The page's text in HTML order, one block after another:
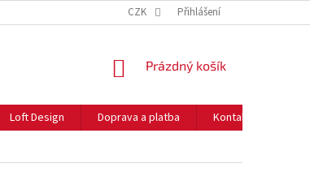
NEJČASTĚJŠÍ OTÁZKY
CZK Přihlášení
NÁKUPNÍ
Prázdný košík
Loft Design Doprava a platba Kontakty